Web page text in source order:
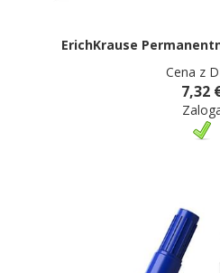
ErichKrause
Cena z
7,32